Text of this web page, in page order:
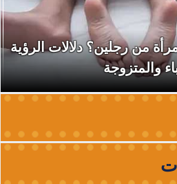
من رجلين؟ دلالات الرؤية
والمتزوجة